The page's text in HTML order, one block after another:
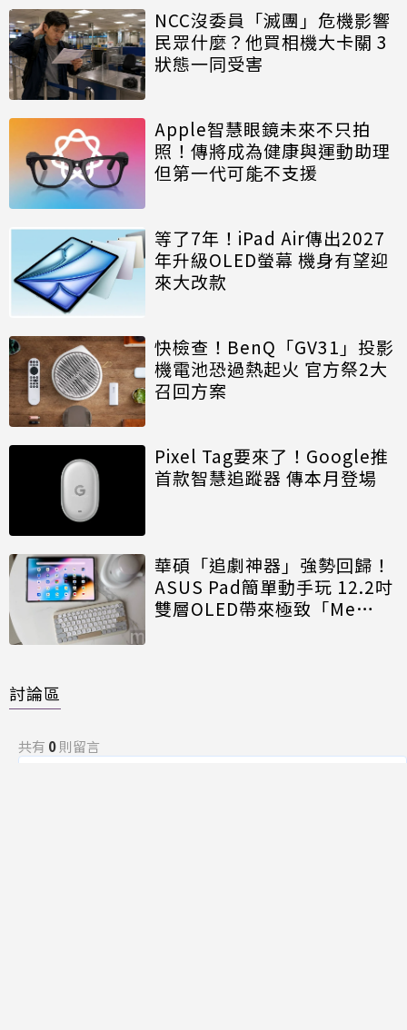
NCC沒委員「滅團」危機影響
民眾什麼？他買相機大卡關 3
狀態一同受害
Apple智慧眼鏡未來不只拍
照！傳將成為健康與運動助理
但第一代可能不支援
等了7年！iPad Air傳出2027
年升級OLED螢幕 機身有望迎
來大改款
快檢查！BenQ「GV31」投影
機電池恐過熱起火 官方祭2大
召回方案
Pixel Tag要來了！Google推
首款智慧追蹤器 傳本月登場
華碩「追劇神器」強勢回歸！
ASUS Pad簡單動手玩 12.2吋
雙層OLED帶來極致「Me
討論區
共有 0則留言